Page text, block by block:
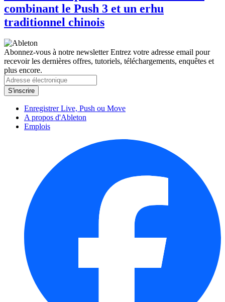
combinant le Push 3 et un erhu
traditionnel chinois
Abonnez-vous à notre newsletterEntrez votre adresse email pour
recevoir les dernières offres, tutoriels, téléchargements, enquêtes et
plus encore.
Enregistrer Live, Push ou Move
A propos d'Ableton
Emplois